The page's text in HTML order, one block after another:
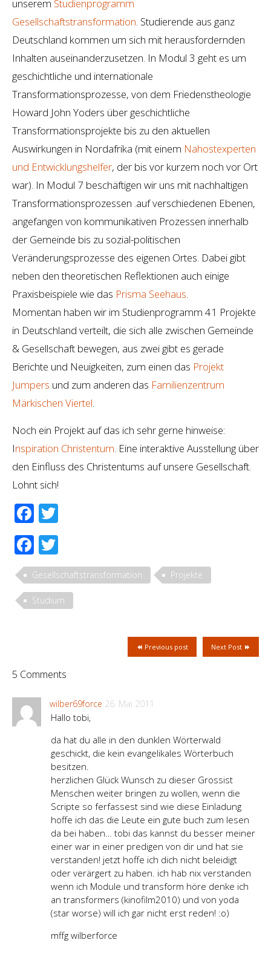
unserem Studienprogramm
Gesellschaftstransformation. Studierende aus ganz
Deutschland kommen um sich mit herausfordernden
Inhalten auseinanderzusetzen. In Modul 3 geht es um
geschichtliche und internationale
Transformationsprozesse, von dem Friedenstheologie
Howard John Yoders über geschichtliche
Transformationsprojekte bis zu den aktuellen
Auswirkungen in Nordafrika (mit einem Nahostexperten
und Entwicklungshelfer, der bis vor kurzem noch vor Ort
war). In Modul 7 beschäftigen wir uns mit nachhaltigen
Transformationsprozessen .auf verschiedenen Ebenen,
angefangen von kommunikativen Prozessen innerhalb
der Gemeinde bis zu sozial-politischen
Veränderungsprozesse des eigenen Ortes. Dabei gibt
neben den theoretischen Reflektionen auch einige
Praxisbeispiele wie das Prisma Seehaus.
Momentan haben wir im Studienprogramm 41 Projekte
in Deutschland verteilt, die sich alle zwischen Gemeinde
& Gesellschaft bewegen, aus zwei gibt es gerade
Berichte und Neuigkeiten, zum einen das Projekt
Jumpers und zum anderen das Familienzentrum
Märkischen Viertel.
Noch ein Projekt auf das ich sehr gerne hinweise:
Inspiration Christentum. Eine interaktive Ausstellung über
den Einfluss des Christentums auf unsere Gesellschaft.
Lohnt sich!
Facebook
Facebook
Gesellschaftstransformation Projekte
Studium
Next Post
Previous post
5 Comments
wilber69force 26. Mai 2011
Hallo tobi,
da hat du alle in den dunklen Wörterwald
geschickt, die kein evangelikales Wörterbuch
besitzen.
herzlichen Glück Wunsch zu dieser Grossist
Menschen weiter bringen zu wollen, wenn die
Scripte so ferfassest sind wie diese Einladung
hoffe ich das die Leute ein gute buch zum lesen
da bei haben… tobi das kannst du besser meiner
einer war in einer predigen von dir und hat sie
verstanden! jetzt hoffe ich dich nicht beleidigt
oder verärgert zu haben. ich hab nix verstanden
wenn ich Module und transform höre denke ich
an transformers (kinofilm2010) und von yoda
(star worse) will ich gar nicht erst reden! :o)
mffg wilberforce